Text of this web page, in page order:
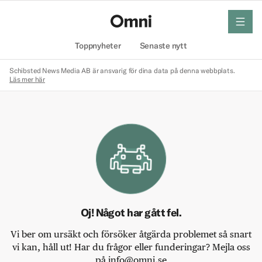
Toppnyheter Senaste nytt
meny
Schibsted News Media AB är ansvarig för dina data på denna webbplats.
Läs mer här
Oj! Något har gått fel.
Vi ber om ursäkt och försöker åtgärda problemet så snart
vi kan, håll ut! Har du frågor eller funderingar? Mejla oss